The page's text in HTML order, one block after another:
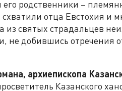
родственники –
отца Евстохия и
святых страдальцев
не добившись отречения
архиепископа
Казанского